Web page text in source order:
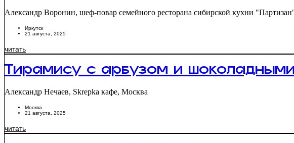
Александр Воронин, шеф-повар семейного ресторана сибирской кухни
Иркутск
21 августа, 2025
читать
Тирамису с арбузом и
Александр Нечаев, Skrepka кафе, Москва
Москва
21 августа, 2025
читать